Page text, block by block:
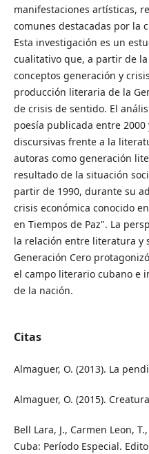
manifestaciones artísticas,
comunes destacadas por la
Esta investigación es un
cualitativo que, a partir de
conceptos generación y
producción literaria de la
de crisis de sentido. El
poesía publicada entre
discursivas frente a la
autoras como generación
resultado de la situación
partir de 1990, durante su
crisis económica conocido
en Tiempos de Paz". La
la relación entre literatura y
Generación Cero
el campo literario cubano e
de la nación.
Citas
Almaguer, O. (2013). La
Almaguer, O. (2015).
Bell Lara, J., Carmen Leon,
Cuba: Período Especial.